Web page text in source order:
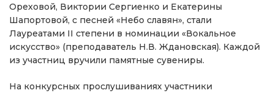
Ореховой, Виктории Сергиенко и Екатерины
Шапортовой, с песней «Небо славян», стали
Лауреатами II степени в номинации «Вокальное
искусство» (преподаватель Н.В. Ждановская). Каждой
из участниц вручили памятные сувениры.
На конкурсных прослушиваниях участники